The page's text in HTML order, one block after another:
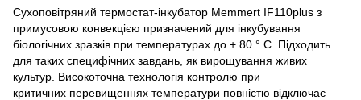
Сухоповітряний термостат-інкубатор Memmert IF110plus з
примусовою конвекцією призначений для інкубування
біологічних зразків при температурах до + 80 ° C. Підходить
для таких специфічних завдань, як вирощування живих
культур. Високоточна технологія контролю при
критичних перевищеннях температури повністю відключає